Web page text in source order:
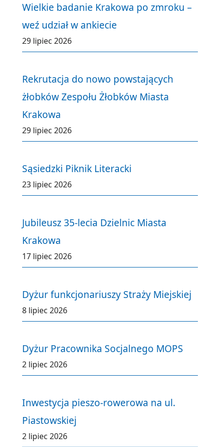
Wielkie badanie Krakowa po zmroku –
weź udział w ankiecie
29 lipiec 2026
Rekrutacja do nowo powstających
żłobków Zespołu Żłobków Miasta
Krakowa
29 lipiec 2026
Sąsiedzki Piknik Literacki
23 lipiec 2026
Jubileusz 35-lecia Dzielnic Miasta
Krakowa
17 lipiec 2026
Dyżur funkcjonariuszy Straży Miejskiej
8 lipiec 2026
Dyżur Pracownika Socjalnego MOPS
2 lipiec 2026
Inwestycja pieszo-rowerowa na ul.
Piastowskiej
2 lipiec 2026